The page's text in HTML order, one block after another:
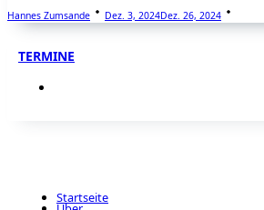
Hannes Zumsande Dez. 3, 2024Dez. 26, 2024
TERMINE
Startseite